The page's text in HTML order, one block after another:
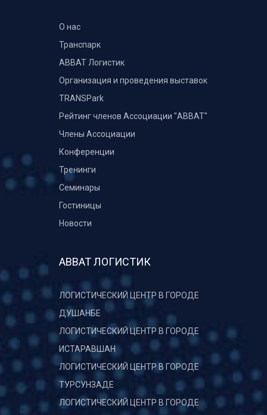
О нас
Транспарк
ABBAT Логистик
Организация и проведения выставок
TRANSPark
Рейтинг членов Ассоциации "АВВАТ"
Члены Ассоциации
Конференции
Тренинги
Семинары
Гостиницы
Новости
АВВАТ ЛОГИСТИК
ЛОГИСТИЧЕСКИЙ ЦЕНТР В ГОРОДЕ
ДУШАНБЕ
ЛОГИСТИЧЕСКИЙ ЦЕНТР В ГОРОДЕ
ИСТАРАВШАН
ЛОГИСТИЧЕСКИЙ ЦЕНТР В ГОРОДЕ
ТУРСУНЗАДЕ
ЛОГИСТИЧЕСКИЙ ЦЕНТР В ГОРОДЕ